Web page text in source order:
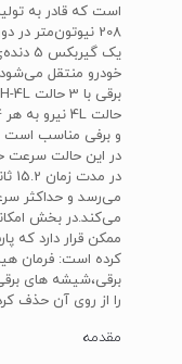
یک
خودرو منتقل
می‌کند.در بخش
ممکن قرار دارد که
کرده است: فرمان
را از روی آن حذف
مقدمه